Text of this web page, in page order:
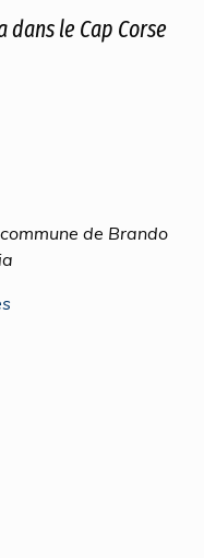
dans le Cap Corse
de Brando